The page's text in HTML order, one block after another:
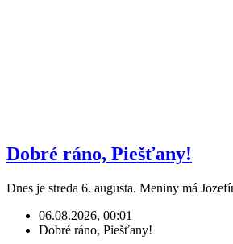
Dobré ráno, Piešťany!
Dnes je streda 6. augusta. Meniny má
06.08.2026, 00:01
Dobré ráno, Piešťany!